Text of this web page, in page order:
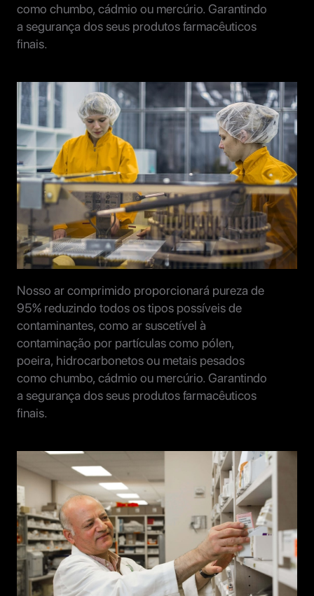
como chumbo, cádmio ou mercúrio. Garantindo
a segurança dos seus produtos farmacêuticos
finais.
Nosso ar comprimido proporcionará pureza de
95% reduzindo todos os tipos possíveis de
contaminantes, como ar suscetível à
contaminação por partículas como pólen,
poeira, hidrocarbonetos ou metais pesados
como chumbo, cádmio ou mercúrio. Garantindo
a segurança dos seus produtos farmacêuticos
finais.